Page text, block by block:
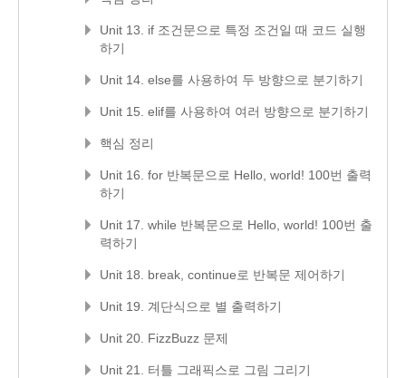
Unit 13. if 조건문으로 특정 조건일 때 코드 실행
하기
Unit 14. else를 사용하여 두 방향으로 분기하기
Unit 15. elif를 사용하여 여러 방향으로 분기하기
핵심 정리
Unit 16. for 반복문으로 Hello, world! 100번 출력
하기
Unit 17. while 반복문으로 Hello, world! 100번 출
력하기
Unit 18. break, continue로 반복문 제어하기
Unit 19. 계단식으로 별 출력하기
Unit 20. FizzBuzz 문제
Unit 21. 터틀 그래픽스로 그림 그리기